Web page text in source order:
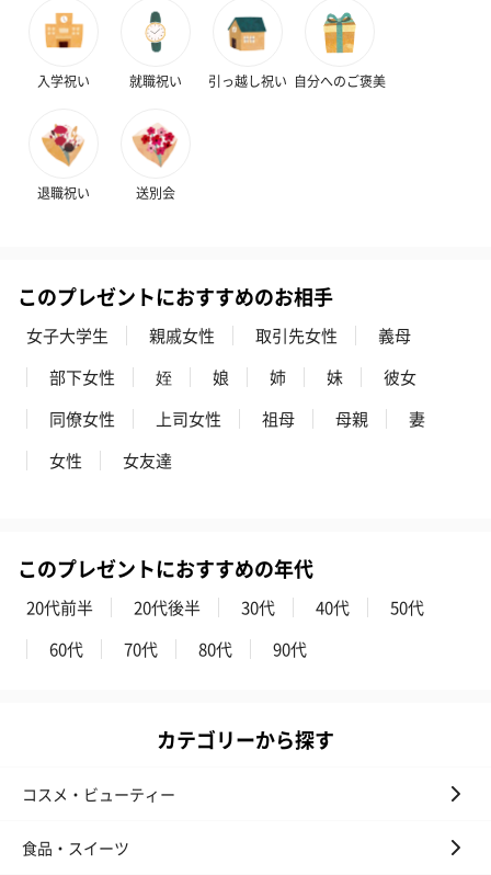
スキンケアグッズ
スキンケアグッズを同梱してお届けします。
ハンドクリーム3本セッ
ト【ありがとう】
（1,100円）
シャワージェル＆ハン
ドクリーム（ピンクグ
レープフルーツ）
（2,145円）
ドクリーム（
ッシュローズ
円）
リラックスグッズ
（ブルー）（748円）
（イエロー）（748円）
ハンドタオル・ハンカチ
入学祝い 就職祝い 引っ越し祝い 自分へのご褒美
退職祝い 送別会
このプレゼントにおすすめのお相手
女子大学生 親戚女性 取引先女性
義母
部下女性
姪 娘 姉 妹
彼女
同僚女性
上司女性 祖母 母親
妻
女性
女友達
このプレゼントにおすすめの年代
20代前半 20代後半 30代 40代
50代
60代
70代 80代 90代
カテゴリーから探す
コスメ・ビューティー
食品・スイーツ